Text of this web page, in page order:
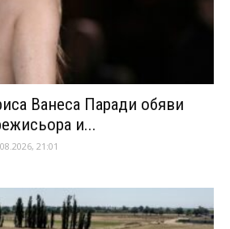
Ванеса Паради обяви
и...
21:01